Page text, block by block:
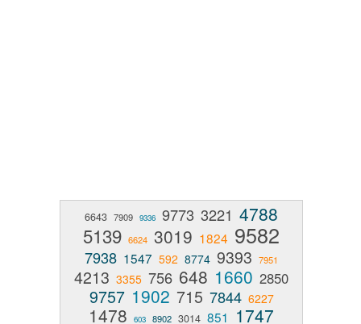
6643 7909 9336 9773 3221 4788
5139 6624 3019 1824 9582
7938 1547 592 8774 9393 7951
4213 3355 756 648 1660 2850
9757 1902 715 7844 6227
1478 603 8902 3014 851 1747